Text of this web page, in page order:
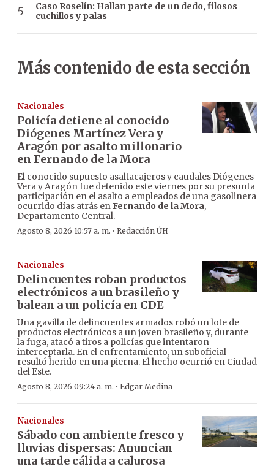
Caso Roselín: Hallan parte de un dedo, filosos
cuchillos y palas
Más contenido de esta sección
Nacionales
Policía detiene al conocido
Diógenes Martínez Vera y
Aragón por asalto millonario
en Fernando de la Mora
El conocido supuesto asaltacajeros y caudales Diógenes
Vera y Aragón fue detenido este viernes por su presunta
participación en el asalto a empleados de una gasolinera
ocurrido días atrás enFernando de la Mora,
Departamento Central.
Agosto 8, 2026 10:57 a. m. · Redacción ÚH
Nacionales
Delincuentes roban productos
electrónicos a un brasileño y
balean a un policía en CDE
Una gavilla de delincuentes armados robó un lote de
productos electrónicos a un joven brasileño y, durante
la fuga, atacó a tiros a policías que intentaron
interceptarla. En el enfrentamiento, un suboficial
resultó herido en una pierna. El hecho ocurrió en Ciudad
del Este.
Agosto 8, 2026 09:24 a. m. · Edgar Medina
Nacionales
Sábado con ambiente fresco y
lluvias dispersas: Anuncian
una tarde cálida a calurosa